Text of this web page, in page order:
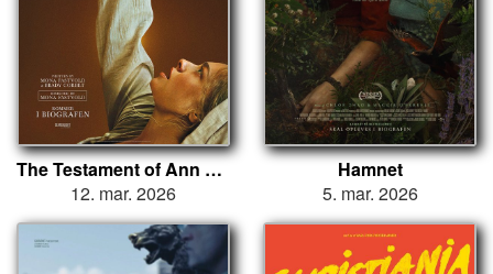
The Testament of Ann Lee
12. mar. 2026
Hamnet
5. mar. 2026